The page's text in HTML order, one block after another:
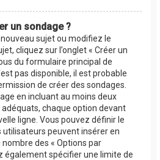
un sondage ?
sujet ou modifiez le
cliquez sur l’onglet « Créer un
du formulaire principal de
pas disponible, il est probable
de créer des sondages.
en incluant au moins deux
chaque option devant
ligne. Vous pouvez définir le
utilisateurs peuvent insérer en
des « Options par
également spécifier une limite de